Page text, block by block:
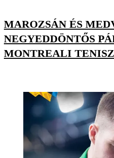
MAROZSÁN ÉS
NEGYEDDÖNTŐS
MONTREALI